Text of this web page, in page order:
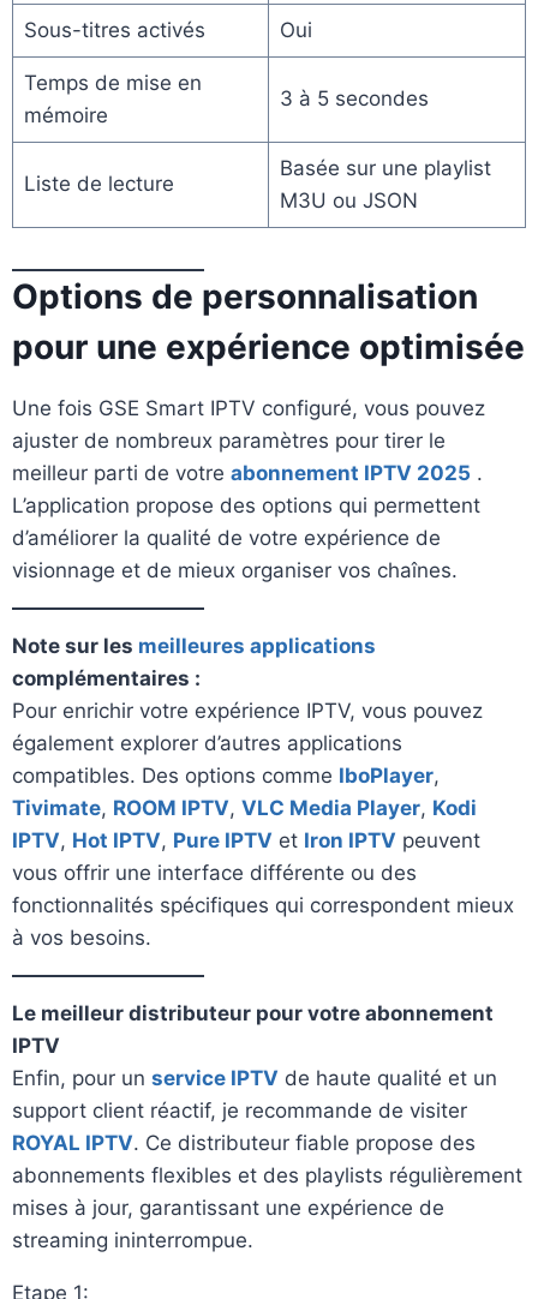
Sous-titres activés Oui
Temps de mise en
mémoire
3 à 5 secondes
Liste de lecture
Basée sur une playlist
M3U ou JSON
Options de personnalisation
pour une expérience optimisée
Une fois GSE Smart IPTV configuré, vous pouvez
ajuster de nombreux paramètres pour tirer le
meilleur parti de votre abonnement IPTV 2025 .
L’application propose des options qui permettent
d’améliorer la qualité de votre expérience de
visionnage et de mieux organiser vos chaînes.
Note sur les meilleures applications
complémentaires :
Pour enrichir votre expérience IPTV, vous pouvez
également explorer d’autres applications
compatibles. Des options comme IboPlayer,
Tivimate, ROOM IPTV, VLC Media Player, Kodi
IPTV, Hot IPTV, Pure IPTV et Iron IPTV peuvent
vous offrir une interface différente ou des
fonctionnalités spécifiques qui correspondent mieux
à vos besoins.
Le meilleur distributeur pour votre abonnement
IPTV
Enfin, pour un service IPTV de haute qualité et un
support client réactif, je recommande de visiter
ROYAL IPTV. Ce distributeur fiable propose des
abonnements flexibles et des playlists régulièrement
mises à jour, garantissant une expérience de
streaming ininterrompue.
Etape 1: